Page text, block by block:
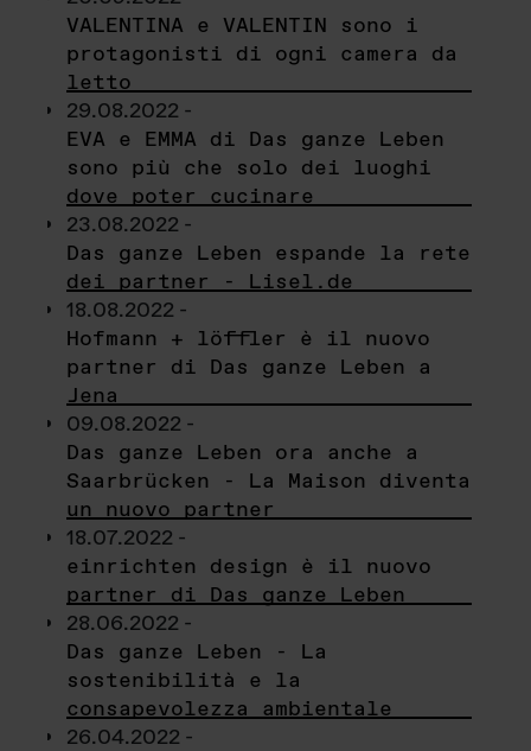
VALENTINA e VALENTIN sono i
protagonisti di ogni camera da
letto
29.08.2022 -
EVA e EMMA di Das ganze Leben
sono più che solo dei luoghi
dove poter cucinare
23.08.2022 -
Das ganze Leben espande la rete
dei partner - Lisel.de
18.08.2022 -
Hofmann + löffler è il nuovo
partner di Das ganze Leben a
Jena
09.08.2022 -
Das ganze Leben ora anche a
Saarbrücken - La Maison diventa
un nuovo partner
18.07.2022 -
einrichten design è il nuovo
partner di Das ganze Leben
28.06.2022 -
Das ganze Leben - La
sostenibilità e la
consapevolezza ambientale
26.04.2022 -